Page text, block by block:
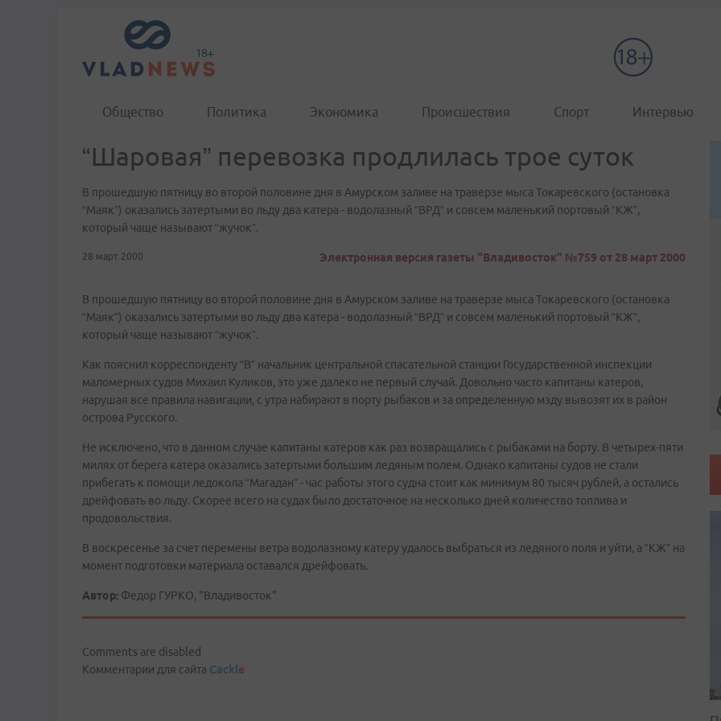
Общество Политика Экономика Происшествия Спорт Интервью
“Шаровая” перевозка продлилась трое суток
В прошедшую пятницу во второй половине дня в Амурском заливе на траверзе мыса Токаревского (остановка
“Маяк”) оказались затертыми во льду два катера - водолазный “ВРД” и совсем маленький портовый “КЖ”,
который чаще называют “жучок”.
28 март 2000 Электронная версия газеты "Владивосток" №759 от 28 март 2000
В прошедшую пятницу во второй половине дня в Амурском заливе на траверзе мыса Токаревского (остановка
“Маяк”) оказались затертыми во льду два катера - водолазный “ВРД” и совсем маленький портовый “КЖ”,
который чаще называют “жучок”.
Как пояснил корреспонденту “В” начальник центральной спасательной станции Государственной инспекции
маломерных судов Михаил Куликов, это уже далеко не первый случай. Довольно часто капитаны катеров,
нарушая все правила навигации, с утра набирают в порту рыбаков и за определенную мзду вывозят их в район
острова Русского.
Не исключено, что в данном случае капитаны катеров как раз возвращались с рыбаками на борту. В четырех-пяти
милях от берега катера оказались затертыми большим ледяным полем. Однако капитаны судов не стали
прибегать к помощи ледокола “Магадан” - час работы этого судна стоит как минимум 80 тысяч рублей, а остались
дрейфовать во льду. Скорее всего на судах было достаточное на несколько дней количество топлива и
продовольствия.
В воскресенье за счет перемены ветра водолазному катеру удалось выбраться из ледяного поля и уйти, а “КЖ” на
момент подготовки материала оставался дрейфовать.
Автор: Федор ГУРКО, "Владивосток"
Comments are disabled
Комментарии для сайта Cackle